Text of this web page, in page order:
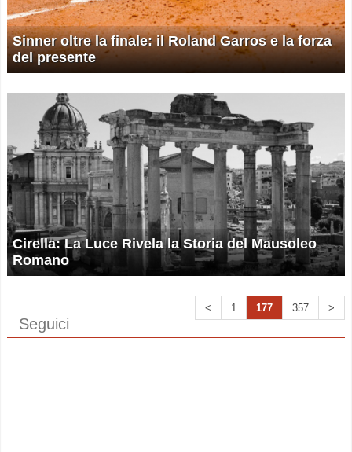
Sinner oltre la finale: il Roland Garros e la forza
del presente
Cirella: La Luce Rivela la Storia del Mausoleo
Romano
< 1 177 357 >
Seguici